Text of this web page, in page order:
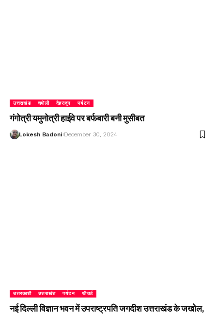
उत्तराखंड चमोली देहरादून पर्यटन
गंगोत्री यमुनोत्री हाईवे पर बर्फबारी बनी मुसीबत
Lokesh Badoni December 30, 2024
उत्तरकाशी उत्तराखंड पर्यटन फीचर्ड
नई दिल्ली विज्ञान भवन में उपराष्ट्रपति जगदीश उत्तराखंड के जखोल,